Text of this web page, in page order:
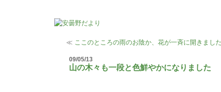
≪ ここのところの雨のお陰か、花が一斉に開きまし
09/05/13
山の木々も一段と色鮮やかになりました